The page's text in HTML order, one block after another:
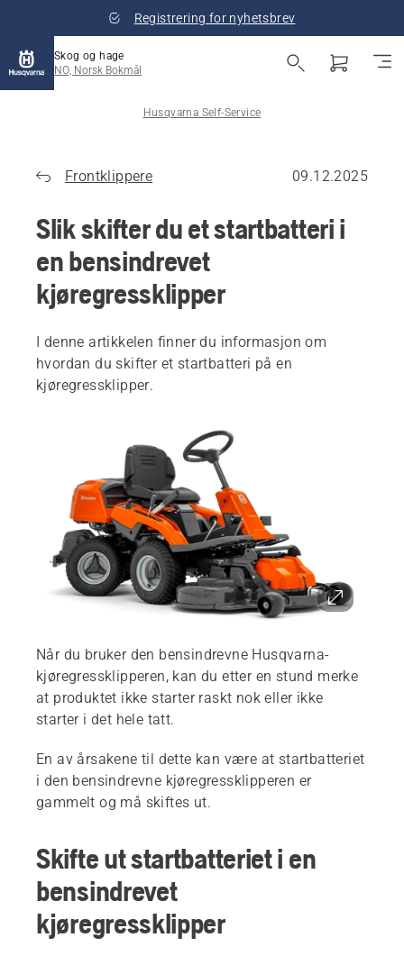
Registrering for nyhetsbrev
Skog og hage
NO, Norsk Bokmål
Husqvarna Self-Service
Frontklippere 09.12.2025
Slik skifter du et startbatteri i
en bensindrevet
kjøregressklipper
I denne artikkelen finner du informasjon om
hvordan du skifter et startbatteri på en
kjøregressklipper.
Når du bruker den bensindrevne Husqvarna-
kjøregressklipperen, kan du etter en stund merke
at produktet ikke starter raskt nok eller ikke
starter i det hele tatt.
En av årsakene til dette kan være at startbatteriet
i den bensindrevne kjøregressklipperen er
gammelt og må skiftes ut.
Skifte ut startbatteriet i en
bensindrevet
kjøregressklipper